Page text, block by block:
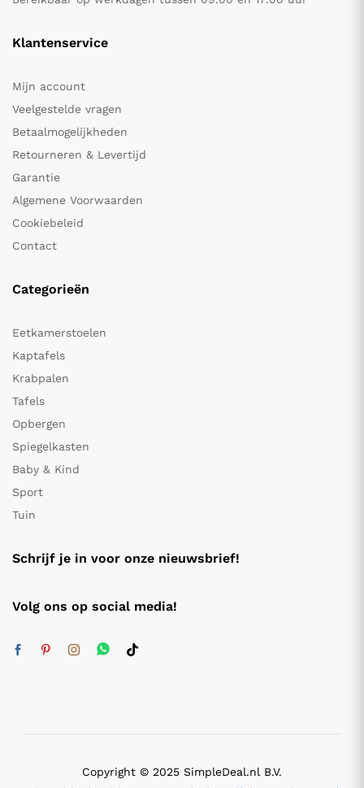
Klantenservice
Mijn account
Veelgestelde vragen
Betaalmogelijkheden
Retourneren & Levertijd
Garantie
Algemene Voorwaarden
Cookiebeleid
Contact
Categorieën
Eetkamerstoelen
Kaptafels
Krabpalen
Tafels
Opbergen
Spiegelkasten
Baby & Kind
Sport
Tuin
Schrijf je in voor onze nieuwsbrief!
Volg ons op social media!
Copyright © 2025 SimpleDeal.nl B.V.